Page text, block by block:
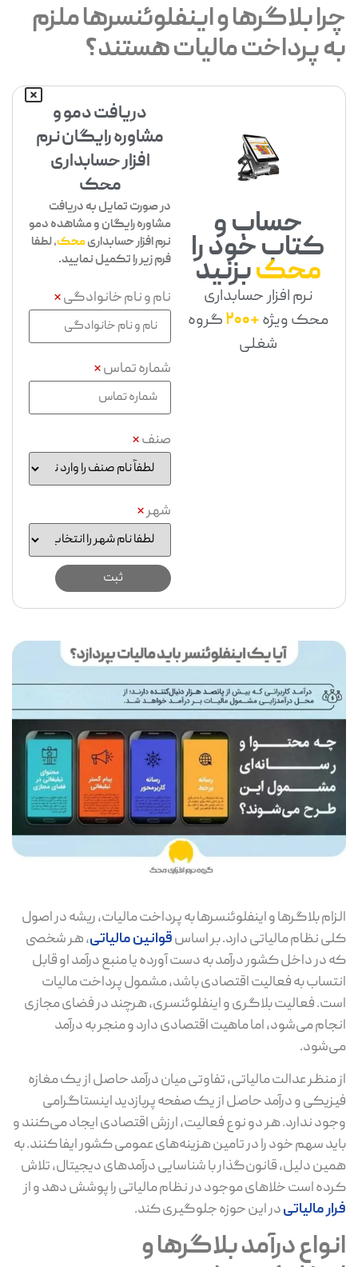
چرا بلاگرها و اینفلوئنسرها ملزم
به پرداخت مالیات هستند؟
حساب و
کتاب خود را
محکبزنید
نرم افزار حسابداری
محک ویژه+200
گروه
شغلی
دریافت دمو و
مشاوره رایگان نرم
افزار حسابداری
محک
در صورت تمایل به دریافت
مشاوره رایگان و مشاهده دمو
نرم افزار حسابداریمحک، لطفا
فرم زیر را تکمیل نمایید.
نام و نام خانوادگی*
شماره تماس*
صنف*
شهر*
الزام بلاگرها و اینفلوئنسرها به پرداخت مالیات، ریشه در اصول
کلی نظام مالیاتی دارد. بر اساسقوانین مالیاتی، هر شخصی
که در داخل کشور درآمد به دست آورده یا منبع درآمد او قابل
انتساب به فعالیت اقتصادی باشد، مشمول پرداخت مالیات
است. فعالیت بلاگری و اینفلوئنسری، هرچند در فضای مجازی
انجام می‌شود، اما ماهیت اقتصادی دارد و منجر به درآمد
می‌شود.
از منظر عدالت مالیاتی، تفاوتی میان درآمد حاصل از یک مغازه
فیزیکی و درآمد حاصل از یک صفحه پربازدید اینستاگرامی
وجود ندارد. هر دو نوع فعالیت، ارزش اقتصادی ایجاد می‌کنند و
باید سهم خود را در تامین هزینه‌های عمومی کشور ایفا کنند. به
همین دلیل، قانون‌گذار با شناسایی درآمدهای دیجیتال، تلاش
کرده است خلاهای موجود در نظام مالیاتی را پوشش دهد و از
فرار مالیاتیدر این حوزه جلوگیری کند.
انواع درآمد بلاگرها و